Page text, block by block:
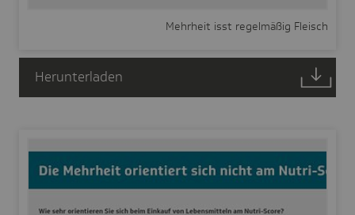
Mehrheit isst regelmäßig Fleisch
Herunterladen